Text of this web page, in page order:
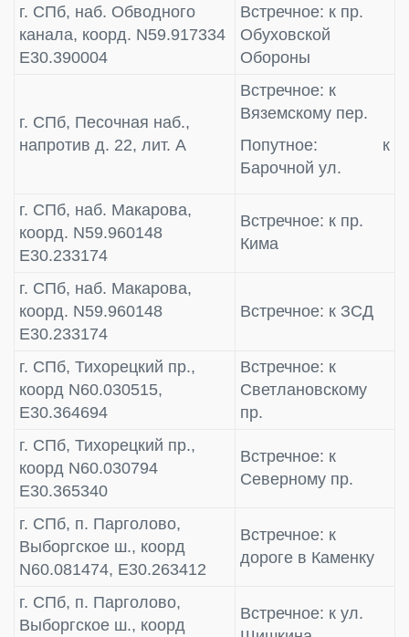
г. СПб, наб. Обводного
канала, коорд. N59.917334
E30.390004
Встречное: к пр.
Обуховской
Обороны
г. СПб, Песочная наб.,
напротив д. 22, лит. А
Встречное: к
Вяземскому пер.
Попутное: к
Барочной ул.
г. СПб, наб. Макарова,
коорд. N59.960148
E30.233174
Встречное: к пр.
Кима
г. СПб, наб. Макарова,
коорд. N59.960148
E30.233174
Встречное: к ЗСД
г. СПб, Тихорецкий пр.,
коорд N60.030515,
E30.364694
Встречное: к
Светлановскому
пр.
г. СПб, Тихорецкий пр.,
коорд N60.030794
E30.365340
Встречное: к
Северному пр.
г. СПб, п. Парголово,
Выборгское ш., коорд
N60.081474, E30.263412
Встречное: к
дороге в Каменку
г. СПб, п. Парголово,
Выборгское ш., коорд
Встречное: к ул.